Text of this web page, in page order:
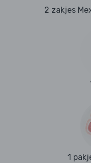
2 zakjes
1